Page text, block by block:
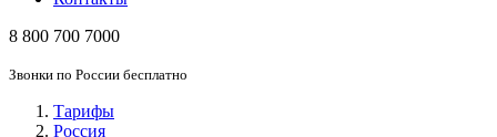
8 800 700 7000
Звонки по России бесплатно
Тарифы
Россия